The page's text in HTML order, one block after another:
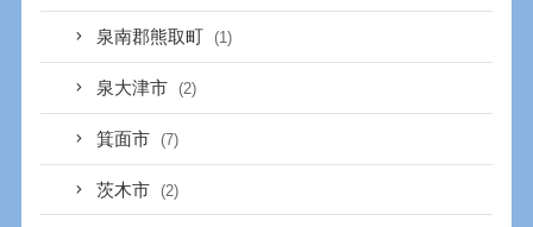
泉南郡熊取町 (1)
泉大津市 (2)
箕面市 (7)
茨木市 (2)